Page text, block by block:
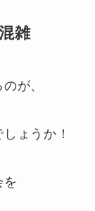
雑
が、
ょうか！
を